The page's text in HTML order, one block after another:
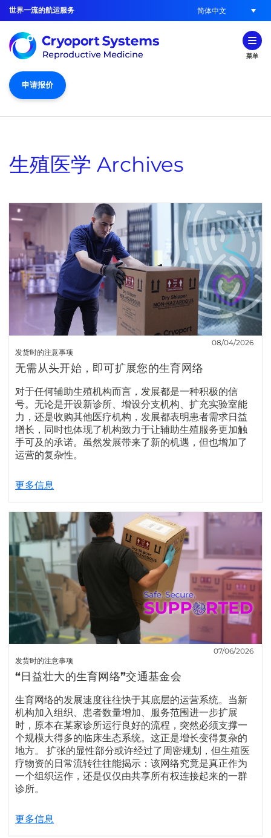
世界一流的航运服务 简体中文
菜单
申请报价
生殖医学 Archives
发货时的注意事项
08/04/2026
无需从头开始，即可扩展您的生育网络
对于任何辅助生殖机构而言，发展都是一种积极的信
号。无论是开设新诊所、增设分支机构、扩充实验室能
力，还是收购其他医疗机构，发展都表明患者需求日益
增长，同时也体现了机构致力于让辅助生殖服务更加触
手可及的承诺。虽然发展带来了新的机遇，但也增加了
运营的复杂性。
更多信息
发货时的注意事项
07/06/2026
“日益壮大的生育网络”交通基金会
生育网络的发展速度往往快于其底层的运营系统。当新
机构加入组织、患者数量增加、服务范围进一步扩展
时，原本在某家诊所运行良好的流程，突然必须支撑一
个规模大得多的临床生态系统。这正是增长变得复杂的
地方。 扩张的显性部分或许经过了周密规划，但生殖医
疗物资的日常流转往往能揭示：该网络究竟是真正作为
一个组织运作，还是仅仅由共享所有权连接起来的一群
诊所。
更多信息